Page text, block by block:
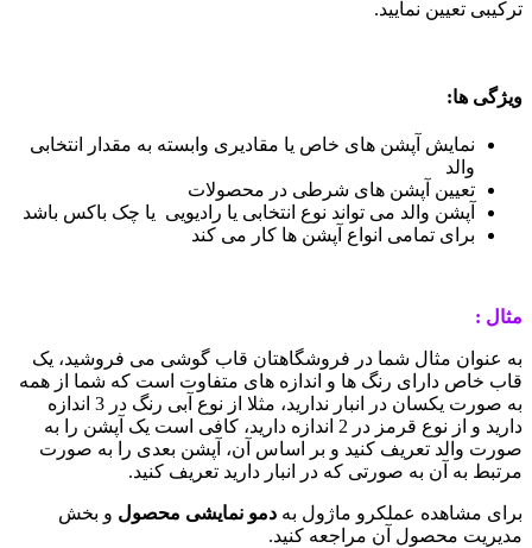
تعیین نمایید.
ها:
نمایش آپشن های خاص یا مقادیری وابسته به مقدار انتخابی
والد
تعیین آپشن های شرطی در محصولات
آپشن والد می تواند نوع انتخابی یا رادیویی یا چک باکس باشد
برای تمامی انواع آپشن ها کار می کند
:
عنوان مثال شما در فروشگاهتان قاب گوشی می فروشید، یک
خاص دارای رنگ ها و اندازه های متفاوت است که شما از همه
به صورت یکسان در انبار ندارید، مثلا از نوع آبی رنگ در 3 اندازه
دارید و از نوع قرمز در 2 اندازه دارید، کافی است یک آپشن را به
والد تعریف کنید و بر اساس آن، آپشن بعدی را به صورت
به آن به صورتی که در انبار دارید تعریف کنید.
مشاهده عملکرو ماژول به دمو نمایشی محصولو بخش
محصول آن مراجعه کنید.